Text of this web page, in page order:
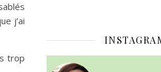
j’ai
trop